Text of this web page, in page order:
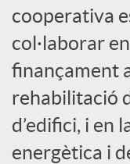
a
l
s
cooperativa
col·laborar
finançament
rehabilitació
d’edifici, i en
energètica i